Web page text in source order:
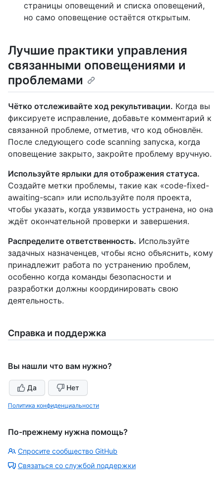
страницы оповещений и списка оповещений,
но само оповещение остаётся открытым.
Лучшие практики управления
связанными оповещениями и
проблемами
Чётко отслеживайте ход рекультивации. Когда вы
фиксируете исправление, добавьте комментарий к
связанной проблеме, отметив, что код обновлён.
После следующего code scanning запуска, когда
оповещение закрыто, закройте проблему вручную.
Используйте ярлыки для отображения статуса.
Создайте метки проблемы, такие как «code-fixed-
awaiting-scan» или используйте поля проекта,
чтобы указать, когда уязвимость устранена, но она
ждёт окончательной проверки и завершения.
Распределите ответственность. Используйте
задачных назначенцев, чтобы ясно объяснить, кому
принадлежит работа по устранению проблем,
особенно когда команды безопасности и
разработки должны координировать свою
деятельность.
Справка и поддержка
Вы нашли что вам нужно?
Да Нет
Политика конфиденциальности
По-прежнему нужна помощь?
Спросите сообщество GitHub
Связаться со службой поддержки